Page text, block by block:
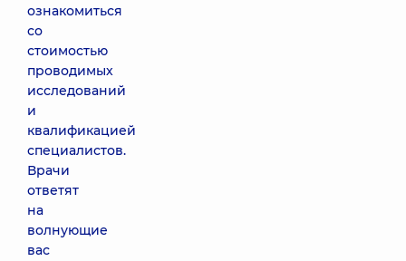
ознакомиться
со
стоимостью
проводимых
исследований
и
квалификацией
специалистов.
Врачи
ответят
на
волнующие
вас